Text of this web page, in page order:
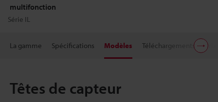
multifonction
Série IL
La gamme Spécifications Modèles Téléchargements Prix
Têtes de capteur